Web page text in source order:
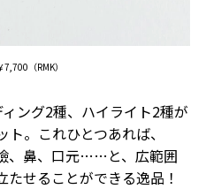
（RMK）
ング2種、ハイライト2種が
。これひとつあれば、
、鼻、口元……と、広範囲
せることができる逸品！